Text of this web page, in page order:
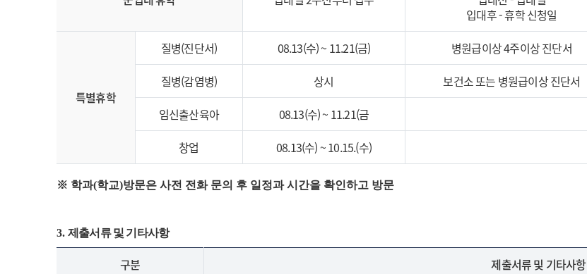
입대후 - 휴학 신청일
특별휴학
질병(진단서) 08.13(수) ~ 11.21(금)
병원급이상 4주이상 진단서
질병(감염병) 상시
보건소 또는 병원급이상 진단서
임신출산육아
08.13(수) ~ 11.21(금
창업
08.13(수) ~ 10.15.(수)
※ 학과(학교)방문은 사전 전화 문의 후 일정과 시간을 확인하고 방문
3. 제출서류 및 기타사항
구분 제출서류 및 기타사항